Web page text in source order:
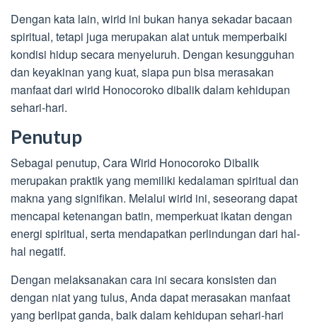
Dengan kata lain, wirid ini bukan hanya sekadar bacaan
spiritual, tetapi juga merupakan alat untuk memperbaiki
kondisi hidup secara menyeluruh. Dengan kesungguhan
dan keyakinan yang kuat, siapa pun bisa merasakan
manfaat dari wirid Honocoroko dibalik dalam kehidupan
sehari-hari.
Penutup
Sebagai penutup, Cara Wirid Honocoroko Dibalik
merupakan praktik yang memiliki kedalaman spiritual dan
makna yang signifikan. Melalui wirid ini, seseorang dapat
mencapai ketenangan batin, memperkuat ikatan dengan
energi spiritual, serta mendapatkan perlindungan dari hal-
hal negatif.
Dengan melaksanakan cara ini secara konsisten dan
dengan niat yang tulus, Anda dapat merasakan manfaat
yang berlipat ganda, baik dalam kehidupan sehari-hari